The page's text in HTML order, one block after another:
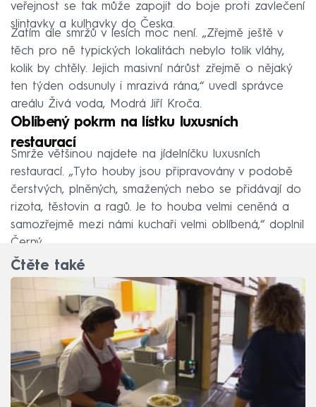
veřejnost se tak může zapojit do boje proti zavlečení
slintavky a kulhavky do Česka.
Zatím ale smržů v lesích moc není. „Zřejmě ještě v
těch pro ně typických lokalitách nebylo tolik vláhy,
kolik by chtěly. Jejich masivní nárůst zřejmě o nějaký
ten týden odsunuly i mrazivá rána,“ uvedl správce
areálu Živá voda, Modrá Jiří Kroča.
Oblíbený pokrm na lístku luxusních
restaurací
Smrže většinou najdete na jídelníčku luxusních
restaurací. „Tyto houby jsou připravovány v podobě
čerstvých, plněných, smažených nebo se přidávají do
rizota, těstovin a ragů. Je to houba velmi ceněná a
samozřejmě mezi námi kuchaři velmi oblíbená,“ doplnil
Černý.
Čtěte také